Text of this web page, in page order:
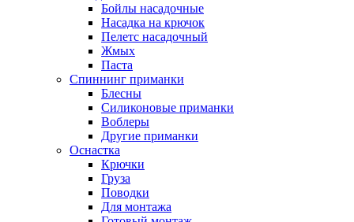
Бойлы насадочные
Насадка на крючок
Пелетс насадочный
Жмых
Паста
Спиннинг приманки
Блесны
Силиконовые приманки
Воблеры
Другие приманки
Оснастка
Крючки
Груза
Поводки
Для монтажа